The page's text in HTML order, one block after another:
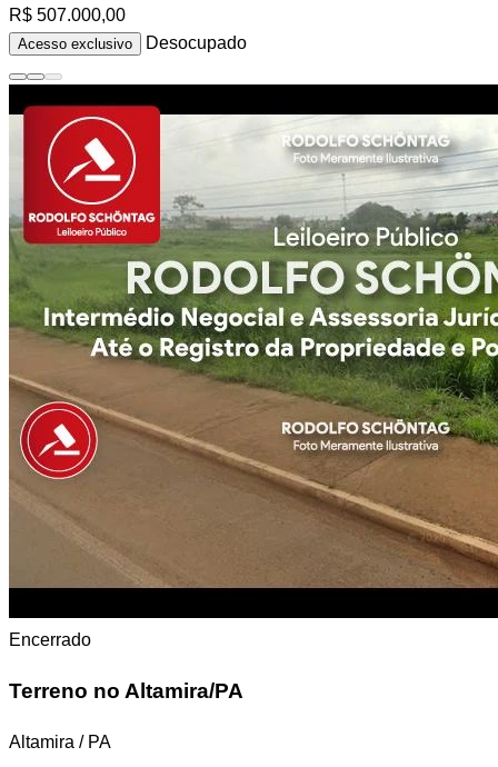
R$ 507.000,00
Acesso exclusivo Desocupado
Encerrado
Terreno no Altamira/PA
Altamira / PA